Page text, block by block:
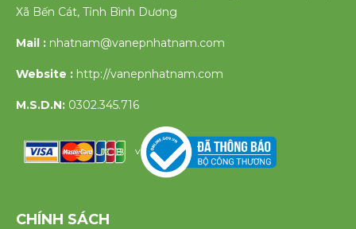
Xã Bến Cát, Tỉnh Bình Dương
Mail : nhatnam@vanepnhatnam.com
Website : http://vanepnhatnam.com
M.S.D.N: 0302.345.716
v
CHÍNH SÁCH